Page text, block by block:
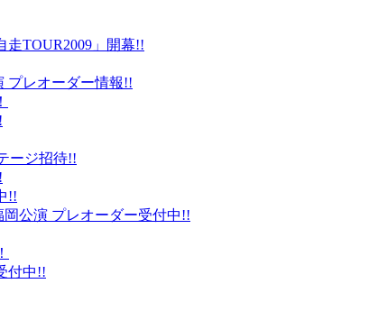
走TOUR2009」開幕!!
プレオーダー情報!!
ージ招待!!
!!
公演 プレオーダー受付中!!
付中!!